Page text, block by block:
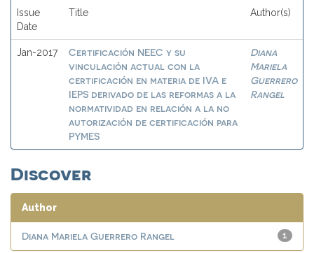
Issue
Date
Title Author(s)
Jan-2017
Certificación NEEC y su
vinculación actual con la
certificación en materia de IVA e
IEPS derivado de las reformas a la
normatividad en relación a la no
autorización de certificación para
PYMES
Diana
Mariela
Guerrero
Rangel
Discover
Author
1
Diana Mariela Guerrero Rangel